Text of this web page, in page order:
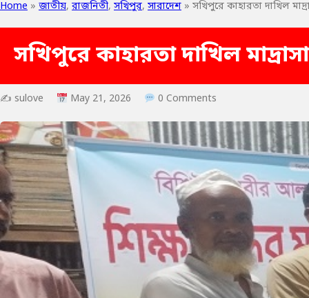
Home » জাতীয়, রাজনিতী, সখিপুর, সারাদেশ » সখিপুরে কাহারতা দাখিল
সখিপুরে কাহারতা দাখিল
✍ sulove May 21, 2026 0 Comments